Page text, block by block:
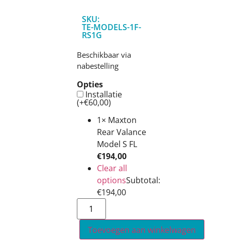
SKU:
TE-MODELS-1F-
RS1G
Beschikbaar via
nabestelling
Opties
Installatie
(+€60,00)
1× Maxton
Rear Valance
Model S FL
€194,00
Clear all
optionsSubtotal:
€194,00
Toevoegen aan winkelwagen